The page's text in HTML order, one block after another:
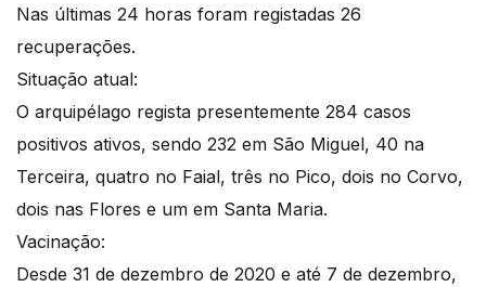
Nas últimas 24 horas foram registadas 26
recuperações.
Situação atual:
O arquipélago regista presentemente 284 casos
positivos ativos, sendo 232 em São Miguel, 40 na
Terceira, quatro no Faial, três no Pico, dois no Corvo,
dois nas Flores e um em Santa Maria.
Vacinação:
Desde 31 de dezembro de 2020 e até 7 de dezembro,